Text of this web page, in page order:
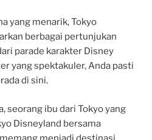
yang menarik, Tokyo
berbagai pertunjukan
parade karakter Disney
yang spektakuler, Anda pasti
di sini.
seorang ibu dari Tokyo yang
Disneyland bersama